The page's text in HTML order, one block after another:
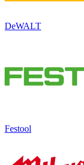
DeWALT
Festool